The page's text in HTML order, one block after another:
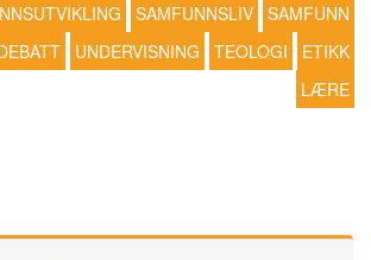
SAMFUNNSLIV SAMFUNN
UNDERVISNING TEOLOGI
ETIKK
LÆRE